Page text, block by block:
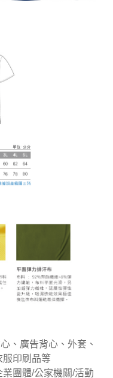
、廣告背心、外套、
印刷品等
團體/公家機關/活動